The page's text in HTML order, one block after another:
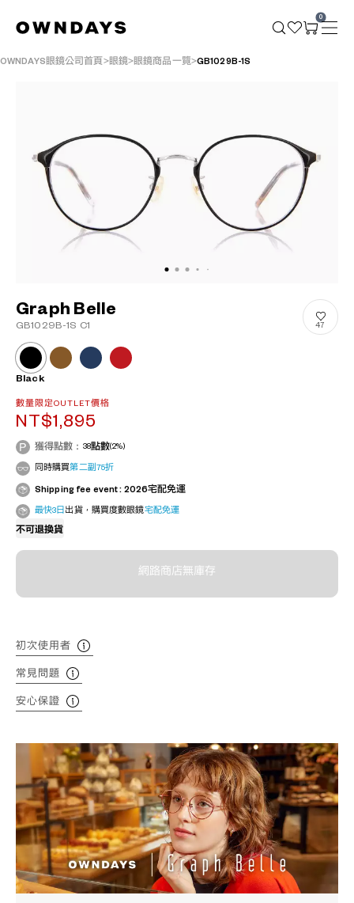
0
OWNDAYS眼鏡公司首頁 眼鏡 眼鏡商品一覽 GB1029B-1S
Graph Belle
GB1029B-1S C1 47
Black
數量限定OUTLET價格
NT$1,895
獲得點數： 38點數(2%)
同時購買第二副75折
Shipping fee event : 2026宅配免運
最快3日 出貨，購買度數眼鏡宅配免運
不可退換貨
網路商店無庫存
初次使用者
常見問題
安心保證